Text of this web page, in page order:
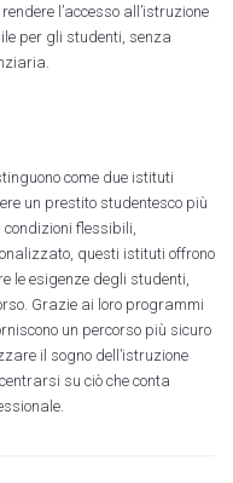
l’accesso all’istruzione
per gli studenti, senza
come due istituti
un prestito studentesco più
flessibili,
questi istituti offrono
le esigenze degli studenti,
Grazie ai loro programmi
un percorso più sicuro
il sogno dell’istruzione
su ciò che conta